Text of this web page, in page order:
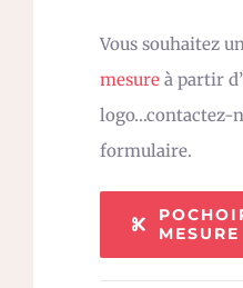
Vous souhaitez
mesure à partir
logo…contactez-
formulaire.
MESURE